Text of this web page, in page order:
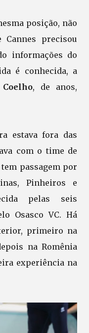
posição, não
precisou
informações do
é conhecida, a
, de anos,
estava fora das
com o time de
passagem por
Pinheiros e
pelas seis
Osasco VC. Há
primeiro na
na Romênia
experiência na